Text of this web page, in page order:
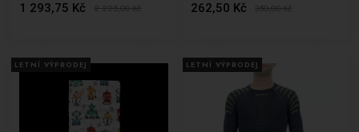
1 293,75 Kč 2 225,00Kč 262,50 Kč 350,00Kč
LETNÍ VÝPRODEJ LETNÍ VÝPRODEJ